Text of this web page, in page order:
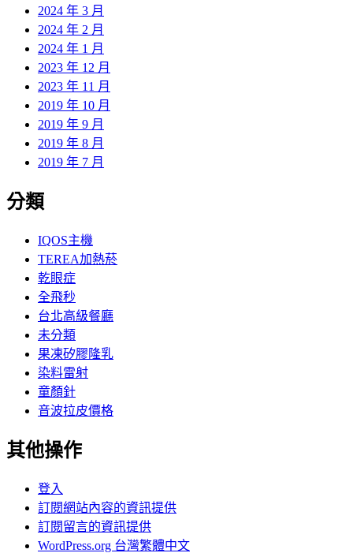
2024 年 3 月
2024 年 2 月
2024 年 1 月
2023 年 12 月
2023 年 11 月
2019 年 10 月
2019 年 9 月
2019 年 8 月
2019 年 7 月
分類
IQOS主機
TEREA加熱菸
乾眼症
全飛秒
台北高級餐廳
未分類
果凍矽膠隆乳
染料雷射
童顏針
音波拉皮價格
其他操作
登入
訂閱網站內容的資訊提供
訂閱留言的資訊提供
WordPress.org 台灣繁體中文